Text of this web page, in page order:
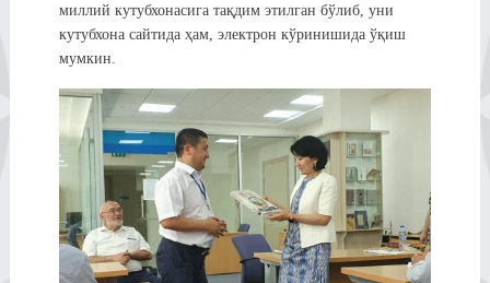
миллий кутубхонасига тақдим этилган бўлиб, уни
кутубхона сайтида ҳам, электрон кўринишида ўқиш
мумкин.